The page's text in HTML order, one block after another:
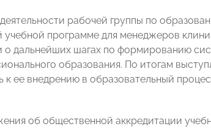
рабочей группы по
учебной программе для менеджеров
дальнейших шагах по формированию
образования. По итогам
к ее внедрению в образовательный
об общественной аккредитации